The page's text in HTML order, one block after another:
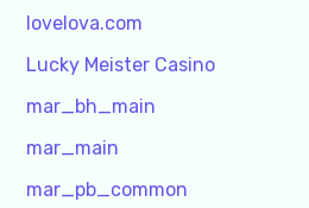
lovelova.com
Lucky Meister Casino
mar_bh_main
mar_main
mar_pb_common